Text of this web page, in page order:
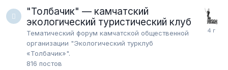
"Толбачик" — камчатский
экологический туристический клуб
Тематический форум камчатской общественной
организации "Экологический турклуб
«Толбачик»".
816 постов